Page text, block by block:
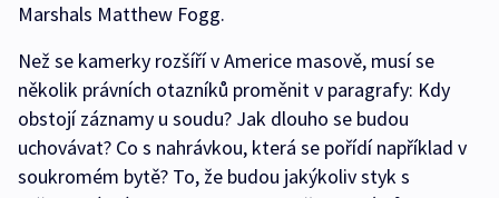
Marshals Matthew Fogg.
Než se kamerky rozšíří v Americe masově, musí se
několik právních otazníků proměnit v paragrafy: Kdy
obstojí záznamy u soudu? Jak dlouho se budou
uchovávat? Co s nahrávkou, která se pořídí například v
soukromém bytě? To, že budou jakýkoliv styk s